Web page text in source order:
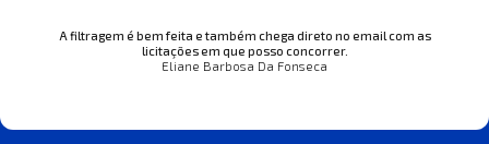
A filtragem é bem feita e também chega direto no email com as
licitações em que posso concorrer.
Eliane Barbosa Da Fonseca